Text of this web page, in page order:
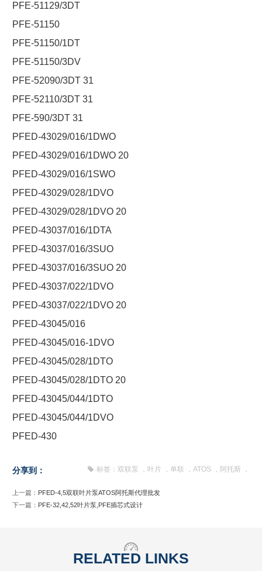
PFE-51129/3DT
PFE-51150
PFE-51150/1DT
PFE-51150/3DV
PFE-52090/3DT 31
PFE-52110/3DT 31
PFE-590/3DT 31
PFED-43029/016/1DWO
PFED-43029/016/1DWO 20
PFED-43029/016/1SWO
PFED-43029/028/1DVO
PFED-43029/028/1DVO 20
PFED-43037/016/1DTA
PFED-43037/016/3SUO
PFED-43037/016/3SUO 20
PFED-43037/022/1DVO
PFED-43037/022/1DVO 20
PFED-43045/016
PFED-43045/016-1DVO
PFED-43045/028/1DTO
PFED-43045/028/1DTO 20
PFED-43045/044/1DTO
PFED-43045/044/1DVO
PFED-430
分享到： 标签： 双联泵 ， 叶片 ， 单联 ， ATOS ， 阿托斯 ，
上一篇： PFED-4,5双联叶片泵ATOS阿托斯代理批发
下一篇： PFE-32,42,52叶片泵,PFE插芯式设计
RELATED LINKS